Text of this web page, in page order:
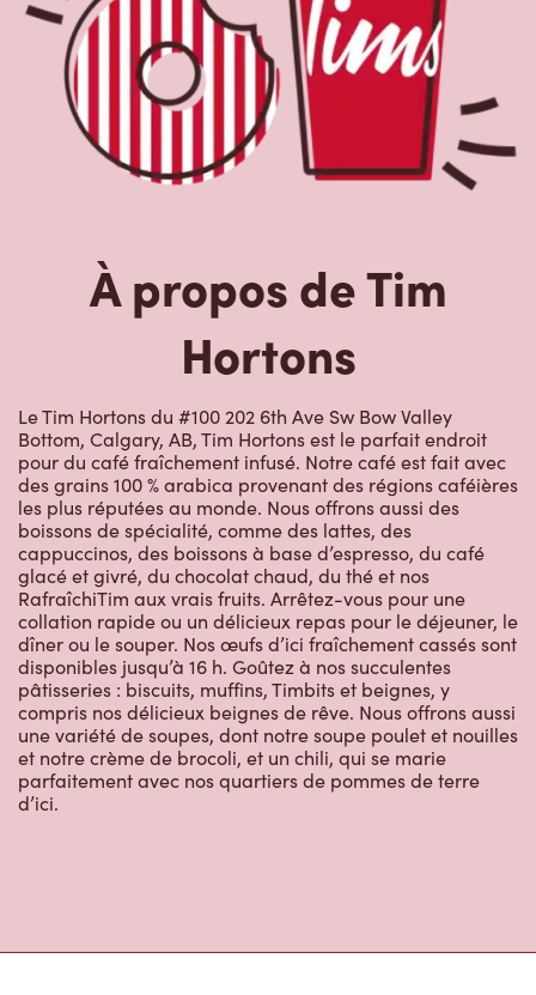
À propos de Tim
Hortons
Le Tim Hortons du #100 202 6th Ave Sw Bow Valley
Bottom, Calgary, AB, Tim Hortons est le parfait endroit
pour du café fraîchement infusé. Notre café est fait avec
des grains 100 % arabica provenant des régions caféières
les plus réputées au monde. Nous offrons aussi des
boissons de spécialité, comme des lattes, des
cappuccinos, des boissons à base d’espresso, du café
glacé et givré, du chocolat chaud, du thé et nos
RafraîchiTim aux vrais fruits. Arrêtez-vous pour une
collation rapide ou un délicieux repas pour le déjeuner, le
dîner ou le souper. Nos œufs d’ici fraîchement cassés sont
disponibles jusqu’à 16 h. Goûtez à nos succulentes
pâtisseries : biscuits, muffins, Timbits et beignes, y
compris nos délicieux beignes de rêve. Nous offrons aussi
une variété de soupes, dont notre soupe poulet et nouilles
et notre crème de brocoli, et un chili, qui se marie
parfaitement avec nos quartiers de pommes de terre
d’ici.